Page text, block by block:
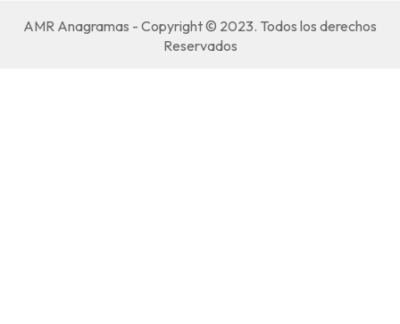
AMR Anagramas - Copyright © 2023. Todos los derechos
Reservados